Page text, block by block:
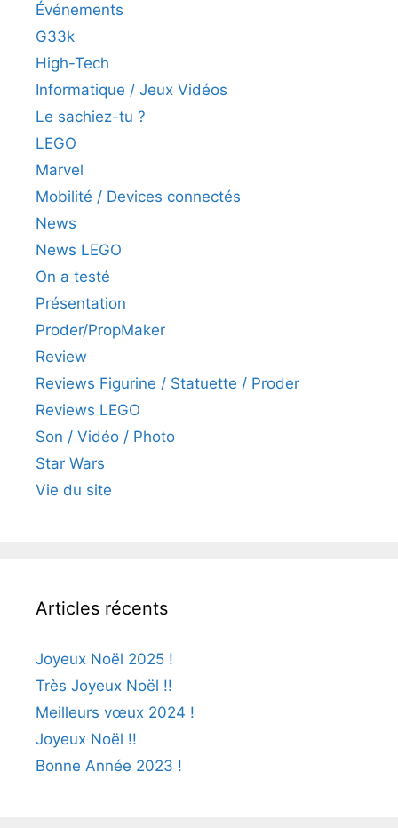
Événements
G33k
High-Tech
Informatique / Jeux Vidéos
Le sachiez-tu ?
LEGO
Marvel
Mobilité / Devices connectés
News
News LEGO
On a testé
Présentation
Proder/PropMaker
Review
Reviews Figurine / Statuette / Proder
Reviews LEGO
Son / Vidéo / Photo
Star Wars
Vie du site
Articles récents
Joyeux Noël 2025 !
Très Joyeux Noël !!
Meilleurs vœux 2024 !
Joyeux Noël !!
Bonne Année 2023 !